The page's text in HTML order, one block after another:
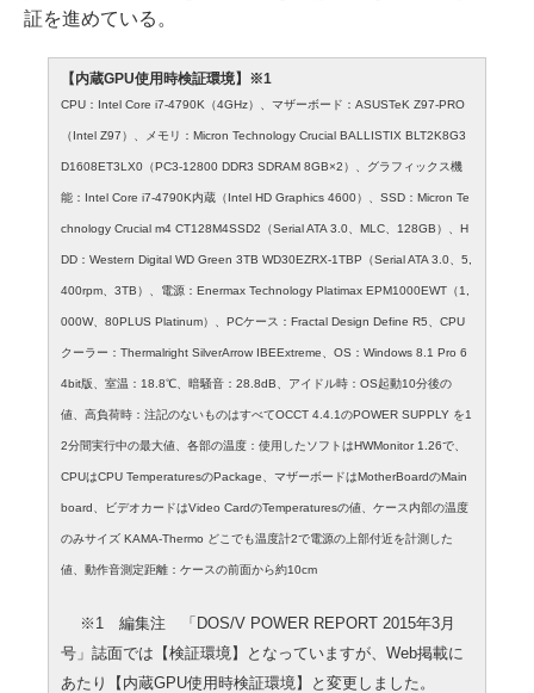
証を進めている。
【内蔵GPU使用時検証環境】※1
CPU：Intel Core i7-4790K（4GHz）、マザーボード：ASUSTeK Z97-PRO
（Intel Z97）、メモリ：Micron Technology Crucial BALLISTIX BLT2K8G3
D1608ET3LX0（PC3-12800 DDR3 SDRAM 8GB×2）、グラフィックス機
能：Intel Core i7-4790K内蔵（Intel HD Graphics 4600）、SSD：Micron Te
chnology Crucial m4 CT128M4SSD2（Serial ATA 3.0、MLC、128GB）、H
DD：Western Digital WD Green 3TB WD30EZRX-1TBP（Serial ATA 3.0、5,
400rpm、3TB）、電源：Enermax Technology Platimax EPM1000EWT（1,
000W、80PLUS Platinum）、PCケース：Fractal Design Define R5、CPU
クーラー：Thermalright SilverArrow IBEExtreme、OS：Windows 8.1 Pro 6
4bit版、室温：18.8℃、暗騒音：28.8dB、アイドル時：OS起動10分後の
値、高負荷時：注記のないものはすべてOCCT 4.4.1のPOWER SUPPLY を1
2分間実行中の最大値、各部の温度：使用したソフトはHWMonitor 1.26で、
CPUはCPU TemperaturesのPackage、マザーボードはMotherBoardのMain
board、ビデオカードはVideo CardのTemperaturesの値、ケース内部の温度
のみサイズ KAMA-Thermo どこでも温度計2で電源の上部付近を計測した
値、動作音測定距離：ケースの前面から約10cm
※1 編集注 「DOS/V POWER REPORT 2015年3月
号」誌面では【検証環境】となっていますが、Web掲載に
あたり【内蔵GPU使用時検証環境】と変更しました。